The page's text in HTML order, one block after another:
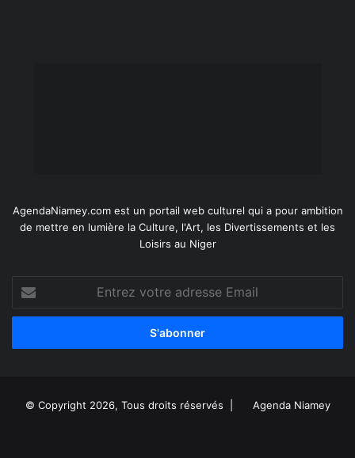
AgendaNiamey.com est un portail web culturel qui a pour ambition
de mettre en lumière la Culture, l'Art, les Divertissements et les
Loisirs au Niger
votre
adresse
© Copyright 2026, Tous droits réservés | Agenda Niamey